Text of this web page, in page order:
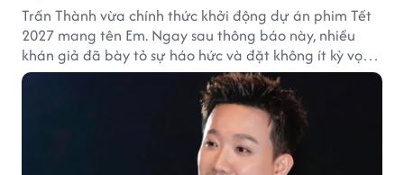
Trấn Thành vừa chính thức khởi động dự án phim Tết
2027 mang tên Em. Ngay sau thông báo này, nhiều
khán giả đã bày tỏ sự háo hức và đặt không ít kỳ vọng
vào bộ phim mới của Trấn Thành.